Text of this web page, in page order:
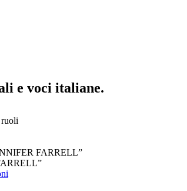
e voci italiane.
ruoli
FARRELL”